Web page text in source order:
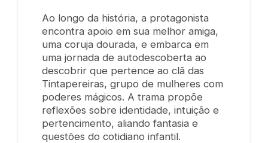
Ao longo da história, a protagonista
encontra apoio em sua melhor amiga,
uma coruja dourada, e embarca em
uma jornada de autodescoberta ao
descobrir que pertence ao clã das
Tintapereiras, grupo de mulheres com
poderes mágicos. A trama propõe
reflexões sobre identidade, intuição e
pertencimento, aliando fantasia e
questões do cotidiano infantil.